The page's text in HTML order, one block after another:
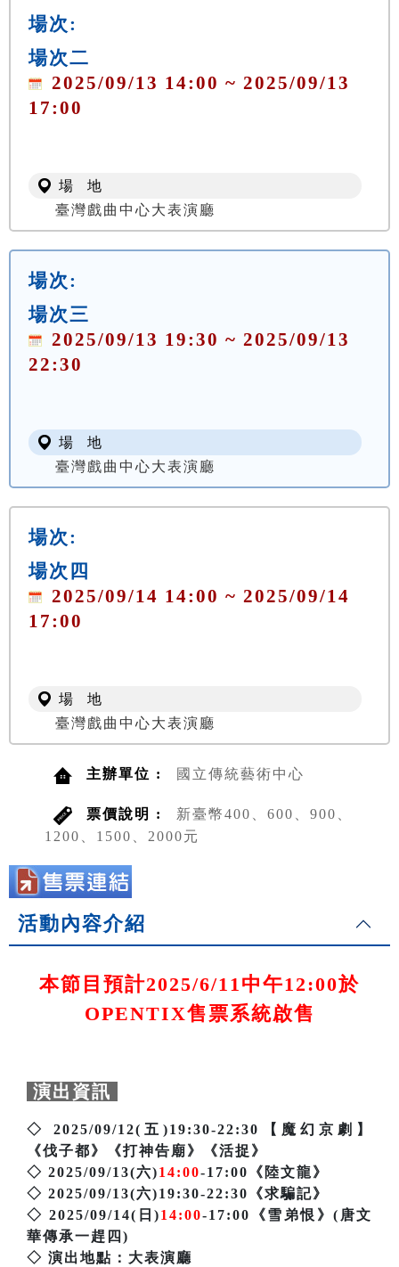
場次:
場次二
2025/09/13 14:00 ~ 2025/09/13
17:00
場 地
臺灣戲曲中心大表演廳
場次:
場次三
2025/09/13 19:30 ~ 2025/09/13
22:30
場 地
臺灣戲曲中心大表演廳
場次:
場次四
2025/09/14 14:00 ~ 2025/09/14
17:00
場 地
臺灣戲曲中心大表演廳
主辦單位 : 國立傳統藝術中心
票價說明 :
新臺幣400、600、900、
1200、1500、2000元
活動內容介紹
本節目預計2025/6/11中午12:00於
OPENTIX售票系統啟售
演出資訊
◇ 2025/09/12(五)19:30-22:30【魔幻京劇】
《伐子都》《打神告廟》《活捉》
◇ 2025/09/13(六)14:00-17:00《陸文龍》
◇ 2025/09/13(六)19:30-22:30《求騙記》
◇ 2025/09/14(日)14:00-17:00《雪弟恨》(唐文
華傳承一趕四)
◇ 演出地點：大表演廳